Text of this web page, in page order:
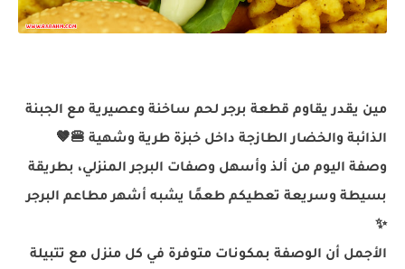
مين يقدر يقاوم قطعة برجر لحم ساخنة وعصيرية مع الجبنة
الذائبة والخضار الطازجة داخل خبزة طرية وشهية 🍔🤎
وصفة اليوم من ألذ وأسهل وصفات البرجر المنزلي، بطريقة
بسيطة وسريعة تعطيكم طعمًا يشبه أشهر مطاعم البرجر
✨
الأجمل أن الوصفة بمكونات متوفرة في كل منزل مع تتبيلة